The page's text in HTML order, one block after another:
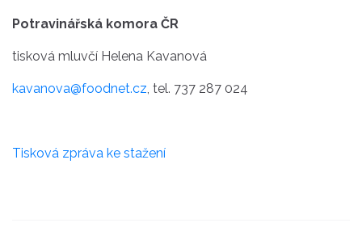
Potravinářská komora ČR
tisková mluvčí Helena Kavanová
kavanova@foodnet.cz, tel. 737 287 024
Tisková zpráva ke stažení